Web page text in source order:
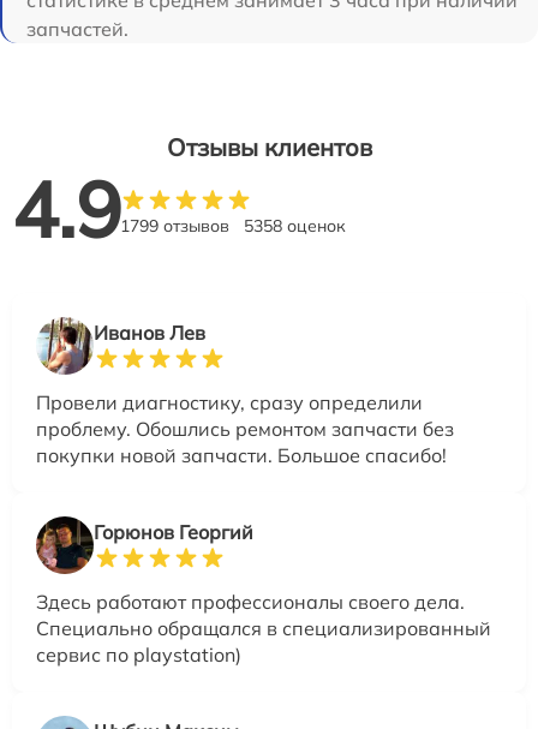
запчастей.
Отзывы клиентов
4.91799 отзывов 5358 оценок
Иванов Лев
Провели диагностику, сразу определили
проблему. Обошлись ремонтом запчасти без
покупки новой запчасти. Большое спасибо!
Горюнов Георгий
Здесь работают профессионалы своего дела.
Специально обращался в специализированный
сервис по playstation)